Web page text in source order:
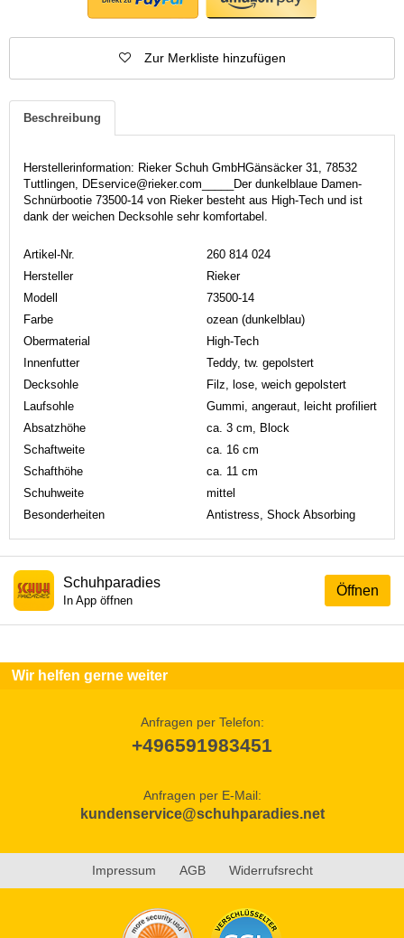
Zur Merkliste hinzufügen
Beschreibung
Herstellerinformation: Rieker Schuh GmbHGänsäcker 31, 78532
Tuttlingen, DEservice@rieker.com_____Der dunkelblaue Damen-
Schnürbootie 73500-14 von Rieker besteht aus High-Tech und ist
dank der weichen Decksohle sehr komfortabel.
Artikel-Nr.
260 814 024
Hersteller
Rieker
Modell
73500-14
Farbe
ozean (dunkelblau)
Obermaterial
High-Tech
Innenfutter
Teddy, tw. gepolstert
Decksohle
Filz, lose, weich gepolstert
Laufsohle
Gummi, angeraut, leicht profiliert
Absatzhöhe
ca. 3 cm, Block
Schaftweite
ca. 16 cm
Schafthöhe
ca. 11 cm
Schuhweite
mittel
Besonderheiten
Antistress, Shock Absorbing
Öffnen
Schuhparadies
In App öffnen
Wir helfen gerne weiter
Anfragen per Telefon:
+496591983451
Anfragen per E-Mail:
kundenservice@schuhparadies.net
Impressum AGB Widerrufsrecht